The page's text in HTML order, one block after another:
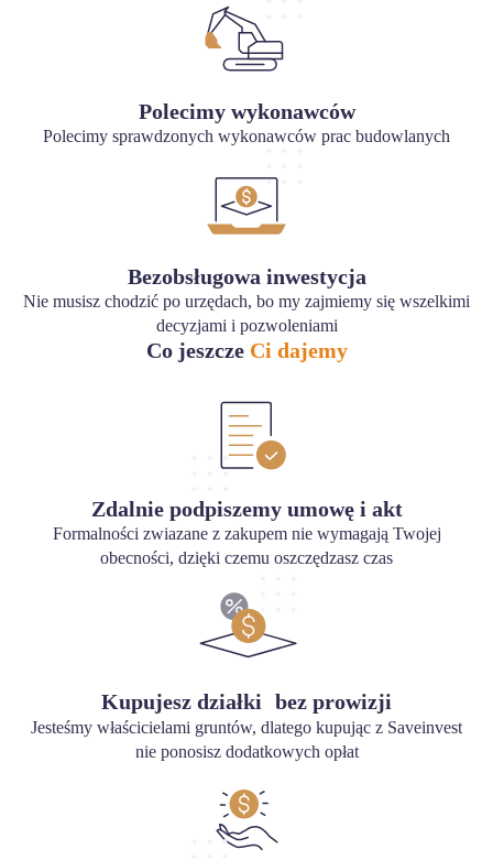
Polecimy wykonawców
Polecimy sprawdzonych wykonawców prac budowlanych
Bezobsługowa inwestycja
Nie musisz chodzić po urzędach, bo my zajmiemy się wszelkimi
decyzjami i pozwoleniami
Co jeszcze Ci dajemy
Zdalnie podpiszemy umowę i akt
Formalności zwiazane z zakupem nie wymagają Twojej
obecności, dzięki czemu oszczędzasz czas
Kupujesz działki bez prowizji
Jesteśmy właścicielami gruntów, dlatego kupując z Saveinvest
nie ponosisz dodatkowych opłat